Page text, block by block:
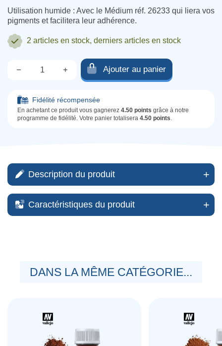
Utilisation humide : Avec le Médium réf. 26233 qui liera vos
pigments et facilitera leur adhérence.
2 articles en stock, derniers articles en stock
− + Ajouter au panier
Fidélité récompensée
En achetant ce produit vous gagnerez 4.50 points grâce à notre
programme de fidélité. Votre panier totalisera 4.50 points.
Description du produit
Caractéristiques du produit
DANS LA MÊME CATÉGORIE...